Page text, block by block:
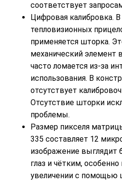
соответствует
Цифровая калибровка.
тепловизионных
применяется шторка.
механический элемент
часто ломается из-за
использования. В
отсутствует
Отсутствие шторки
проблемы.
Размер пикселя
335 составляет 12
изображение выглядит
глаз и чётким,
увеличении с помощью